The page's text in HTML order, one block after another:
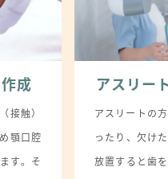
成
接触）
顎口腔
す。そ
アスリー
アスリートの
ったり、欠け
放置すると歯